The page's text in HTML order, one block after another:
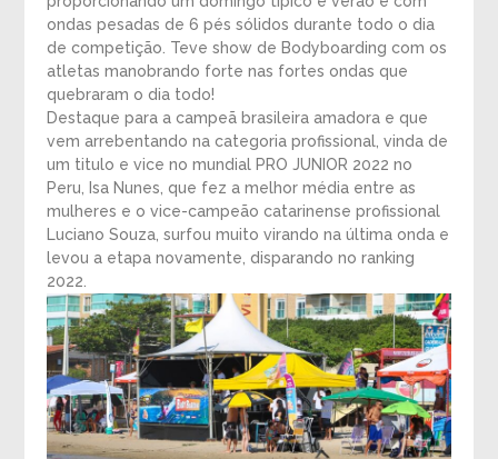
ondas pesadas de 6 pés sólidos durante todo o dia
de competição. Teve show de Bodyboarding com os
atletas manobrando forte nas fortes ondas que
quebraram o dia todo!
Destaque para a campeã brasileira amadora e que
vem arrebentando na categoria profissional, vinda de
um titulo e vice no mundial PRO JUNIOR 2022 no
Peru, Isa Nunes, que fez a melhor média entre as
mulheres e o vice-campeão catarinense profissional
Luciano Souza, surfou muito virando na última onda e
levou a etapa novamente, disparando no ranking
2022.